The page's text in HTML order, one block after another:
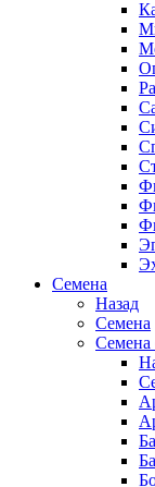
Семена
Назад
Семена
Семена